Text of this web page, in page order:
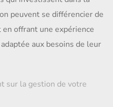
peuvent se différencier de
offrant une expérience
aux besoins de leur
sur la gestion de votre